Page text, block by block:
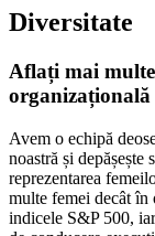
Diversitate
Aflați mai
organizațională
Avem o echipă
noastră și depășește
reprezentarea
multe femei decât în
indicele S&P 500,